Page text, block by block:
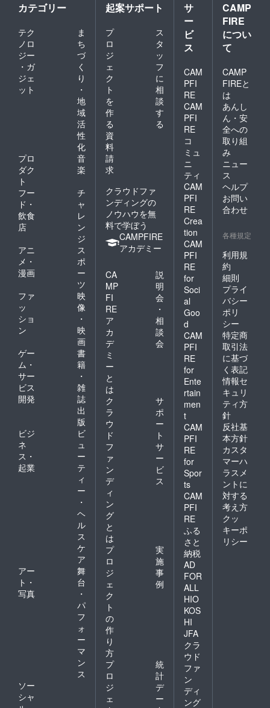
カテゴリー
テク
ノロ
ジー
・ガ
ジェ
ット
ま
ち
づ
く
り
・
地
域
活
性
化
プロ
ダク
ト
音
楽
フー
ド・
飲食
店
チ
ャ
レ
ン
ジ
アニ
メ・
漫画
ス
ポ
ー
ツ
ファ
ッ
ショ
ン
映
像
・
映
画
ゲー
ム・
サー
ビス
開発
書
籍
・
雑
誌
出
版
ビジ
ネ
ス・
起業
ビ
ュ
ー
テ
ィ
ー
・
ヘ
ル
ス
ケ
ア
アー
ト・
写真
舞
台
・
パ
フ
ォ
ー
マ
ン
ス
ソー
シャ
起案サポート
プ
ロ
ジ
ェ
ク
ト
を
作
る
ス
タ
ッ
フ
に
相
談
す
る
資
料
請
求
クラウドファ
ンディングの
ノウハウを無
料で学ぼう
CAMPFIRE
アカデミー
CA
MP
FI
RE
ア
カ
デ
ミ
ー
と
は
説
明
会
・
相
談
会
ク
ラ
ウ
ド
フ
ァ
ン
デ
ィ
ン
グ
と
は
サ
ポ
ー
ト
サ
ー
ビ
ス
プ
ロ
ジ
ェ
ク
ト
の
作
り
方
実
施
事
例
プ
ロ
ジ
ェ
統
計
デ
ー
サ
ー
ビ
ス
CAM
PFI
RE
CAM
PFI
RE
コ
ミュ
ニ
ティ
CAM
PFI
RE
Crea
tion
CAM
PFI
RE
for
Soci
al
Goo
d
CAM
PFI
RE
for
Ente
rtain
men
t
CAM
PFI
RE
for
Spor
ts
CAM
PFI
RE
ふる
さと
納税
AD
FOR
ALL
HIO
KOS
HI
JFA
クラ
ウド
ファ
ン
ディ
ング
CAMP
FIRE
につい
て
CAMP
FIREと
は
あんし
ん・安
全への
取り組
み
ニュー
ス
ヘルプ
お問い
合わせ
各種規定
利用規
約
細則
プライ
バシー
ポリ
シー
特定商
取引法
に基づ
く表記
情報セ
キュリ
ティ方
針
反社基
本方針
カスタ
マーハ
ラスメ
ントに
対する
考え方
クッ
キーポ
リシー